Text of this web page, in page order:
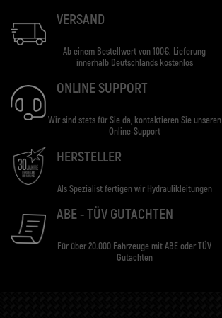
VERSAND
Ab einem Bestellwert von 100€. Lieferung
innerhalb Deutschlands kostenlos
ONLINE SUPPORT
Wir sind stets für Sie da, kontaktieren Sie unseren
Online-Support
HERSTELLER
Als Spezialist fertigen wir Hydraulikleitungen
ABE - TÜV GUTACHTEN
Für über 20.000 Fahrzeuge mit ABE oder TÜV
Gutachten